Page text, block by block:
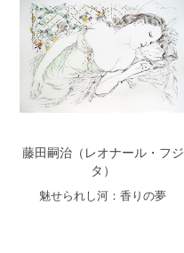
藤田嗣治（レオナール・フジ
タ）
魅せられし河：香りの夢